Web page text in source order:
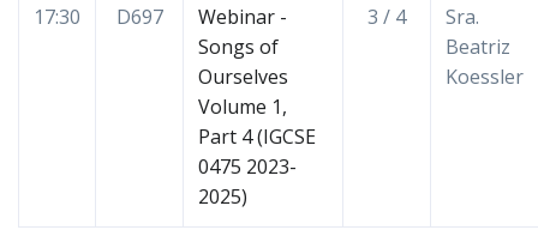
17:30 D697
Webinar -
Songs of
Ourselves
Volume 1,
Part 4 (IGCSE
0475 2023-
2025)
3 / 4
Sra.
Beatriz
Koessler